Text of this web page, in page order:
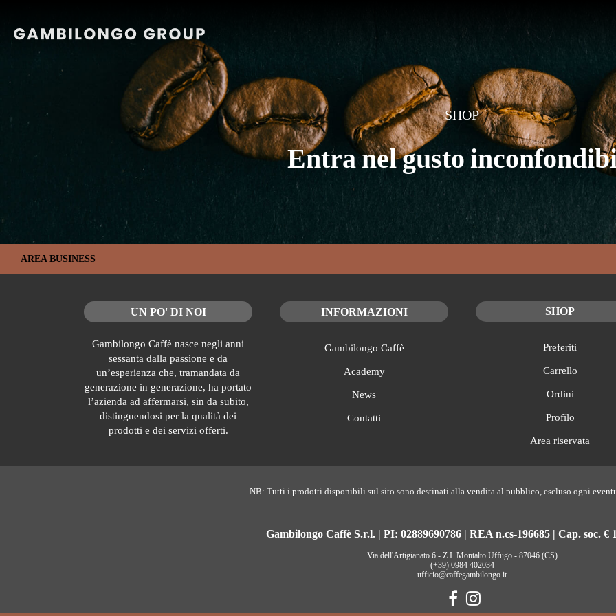
SHOP
Entra nel gusto
AREA BUSINESS
UN PO' DI NOI
Gambilongo Caffè nasce negli anni
sessanta dalla passione e da
un’esperienza che, tramandata da
generazione in generazione, ha portato
l’azienda ad affermarsi, sin da subito,
distinguendosi per la qualità dei
prodotti e dei servizi offerti.
INFORMAZIONI
Gambilongo Caffè
Academy
News
Contatti
SHOP
Preferiti
Carrello
Ordini
Profilo
Area riservata
NB: Tutti i prodotti disponibili sul sito sono destinati alla vendita al pubblico, escluso ogni
Gambilongo Caffè S.r.l. | PI: 02889690786 | REA n.cs-196685 | Cap. soc. €
Via dell'Artigianato 6 - Z.I. Montalto Uffugo - 87046 (CS)
(+39) 0984 402034
ufficio@caffegambilongo.it